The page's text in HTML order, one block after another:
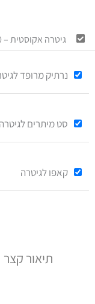
גיטרה אקוסטית – Smiger M210
נרתיק מרופד
סט מיתרים לגיטרה
קאפו לגיטרה
תיאור קצר